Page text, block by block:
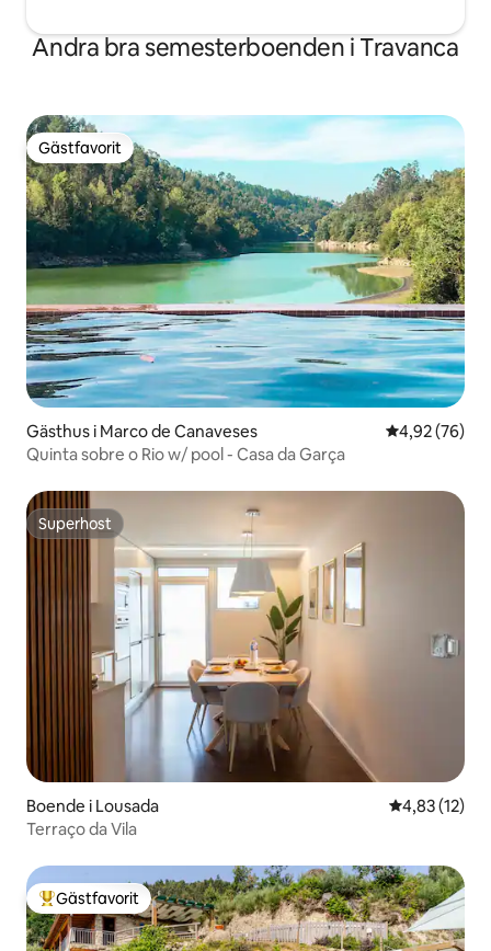
Andra bra semesterboenden i Travanca
Gästfavorit
Gästfavorit
Gästhus i Marco de Canaveses 4,92 av 5 i
4,92 (76)
Quinta sobre o Rio w/ pool - Casa da Garça
Superhost
Superhost
Boende i Lousada 4,83 av 5 i
4,83 (12)
Terraço da Vila
Populär gästfavorit
Gästfavorit